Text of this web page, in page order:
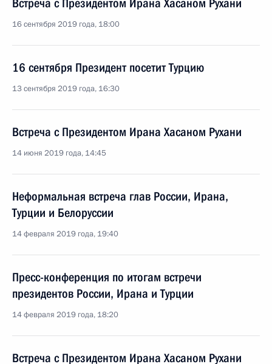
Встреча с Президентом Ирана Хасаном Рухани
16 сентября 2019 года, 18:00
16 сентября Президент посетит Турцию
13 сентября 2019 года, 16:30
Встреча с Президентом Ирана Хасаном Рухани
14 июня 2019 года, 14:45
Неформальная встреча глав России, Ирана,
Турции и Белоруссии
14 февраля 2019 года, 19:40
Пресс-конференция по итогам встречи
президентов России, Ирана и Турции
14 февраля 2019 года, 18:20
Встреча с Президентом Ирана Хасаном Рухани